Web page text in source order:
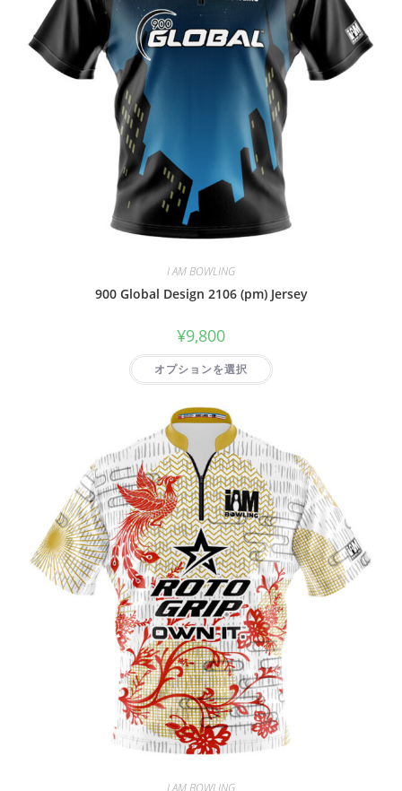
I AM BOWLING
900 Global Design 2106 (pm) Jersey
¥9,800
オプションを選択
I AM BOWLING